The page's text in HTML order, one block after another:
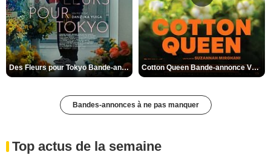
Des Fleurs pour Tokyo Bande-annonce VO STFR Cotton Queen Bande-annonce VO STFR
Bandes-annonces à ne pas manquer
Top actus de la semaine